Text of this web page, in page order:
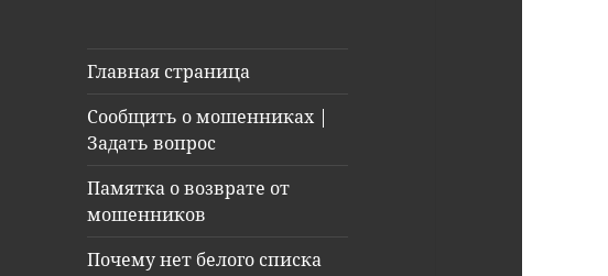
Главная страница
Сообщить о мошенниках |
Задать вопрос
Памятка о возврате от
мошенников
Почему нет белого списка